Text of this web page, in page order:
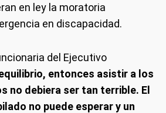
en ley la moratoria
en discapacidad.
del Ejecutivo
entonces asistir a los
no debiera ser tan terrible. El
no puede esperar y un